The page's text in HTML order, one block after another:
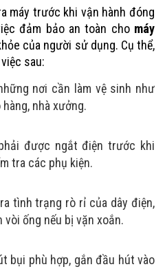
máy trước khi vận hành đóng
đảm bảo an toàn cho máy
của người sử dụng. Cụ thể,
sau:
nơi cần làm vệ sinh như
nhà xưởng.
được ngắt điện trước khi
tra các phụ kiện.
tình trạng rò rỉ của dây điện,
ống nếu bị vặn xoắn.
bụi phù hợp, gắn đầu hút vào